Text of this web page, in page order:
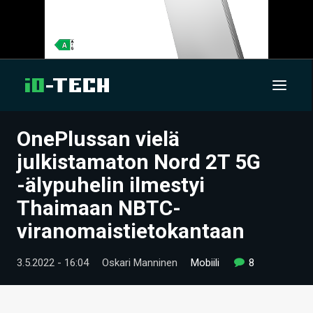
UUTISET
ARTIKKELIT
VIDEOT
TECHBBS
TIETOA
OnePlussan vielä
julkistamaton Nord 2T 5G
-älypuhelin ilmestyi
Thaimaan NBTC-
viranomaistietokantaan
3.5.2022 - 16:04 Oskari Manninen Mobiili 8